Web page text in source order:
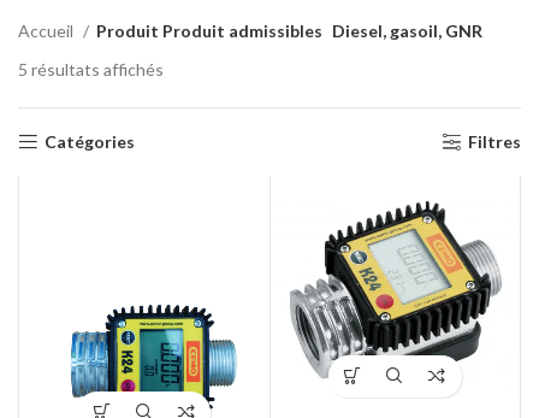
Accueil Produit Produit admissibles Diesel, gasoil, GNR
5 résultats affichés
Catégories Filtres